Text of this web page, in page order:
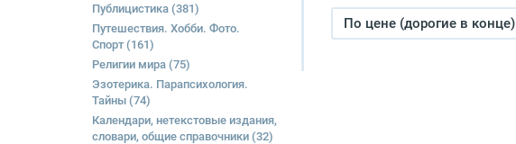
Публицистика (381)
Путешествия. Хобби. Фото.
Спорт(161)
Религии мира (75)
Эзотерика. Парапсихология.
Тайны (74)
Календари, нетекстовые издания,
словари, общие справочники (32)
По цене (дорогие в конце)